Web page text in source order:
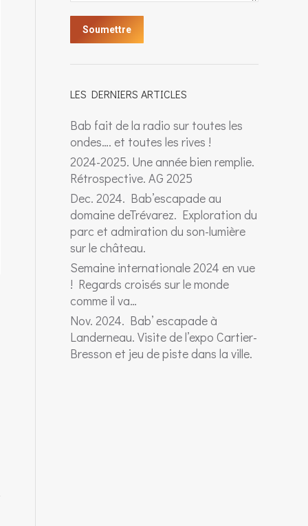
Soumettre
LES DERNIERS ARTICLES
Bab fait de la radio sur toutes les
ondes…. et toutes les rives !
2024-2025. Une année bien remplie.
Rétrospective. AG 2025
Dec. 2024. Bab’escapade au
domaine deTrévarez. Exploration du
parc et admiration du son-lumière
sur le château.
Semaine internationale 2024 en vue
! Regards croisés sur le monde
comme il va…
Nov. 2024. Bab’ escapade à
Landerneau. Visite de l’expo Cartier-
Bresson et jeu de piste dans la ville.